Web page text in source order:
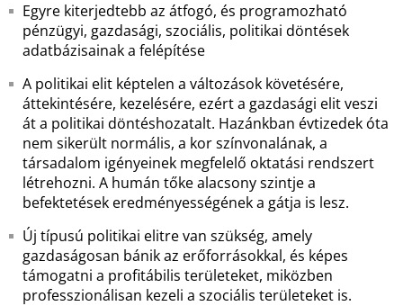
Egyre kiterjedtebb az átfogó, és programozható
pénzügyi, gazdasági, szociális, politikai döntések
adatbázisainak a felépítése
A politikai elit képtelen a változások követésére,
áttekintésére, kezelésére, ezért a gazdasági elit veszi
át a politikai döntéshozatalt. Hazánkban évtizedek óta
nem sikerült normális, a kor színvonalának, a
társadalom igényeinek megfelelő oktatási rendszert
létrehozni. A humán tőke alacsony szintje a
befektetések eredményességének a gátja is lesz.
Új típusú politikai elitre van szükség, amely
gazdaságosan bánik az erőforrásokkal, és képes
támogatni a profitábilis területeket, miközben
professzionálisan kezeli a szociális területeket is.